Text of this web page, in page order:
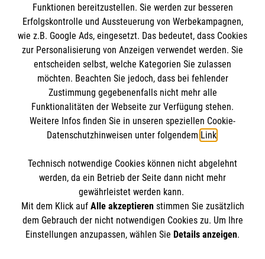
Impressum
Datenschutz
Barrierefreiheit
Kontakt
Die Malteser
Malteser in Deutschland
Malteserorden
Sharepoint
Spendenkonto
Bank: Pax-Bank für Kirche und Caritas eG
IBAN: DE44370601933090433104
BIC: GENODED1PAX
So finden Sie uns
Koblenzer Straße 95
54516 Wittlich
Der Malteser Hilfsdienst e.V. ist als eingetragene
Funktionen bereitzustellen. Sie werden zur besseren
Erfolgskontrolle und Aussteuerung von Werbekampagnen,
wie z.B. Google Ads, eingesetzt. Das bedeutet, dass Cookies
zur Personalisierung von Anzeigen verwendet werden. Sie
entscheiden selbst, welche Kategorien Sie zulassen
möchten. Beachten Sie jedoch, dass bei fehlender
Zustimmung gegebenenfalls nicht mehr alle
Funktionalitäten der Webseite zur Verfügung stehen.
Weitere Infos finden Sie in unseren speziellen Cookie-
Datenschutzhinweisen unter folgendem Link.
Technisch notwendige Cookies können nicht abgelehnt
werden, da ein Betrieb der Seite dann nicht mehr
gewährleistet werden kann.
Mit dem Klick auf Alle akzeptierenstimmen Sie zusätzlich
dem Gebrauch der nicht notwendigen Cookies zu. Um Ihre
Einstellungen anzupassen, wählen Sie Details anzeigen.